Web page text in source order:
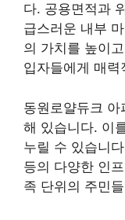
다. 공용면적과
급스러운 내부
의 가치를 높이
입자들에게 매
동원로얄듀크
해 있습니다. 이
누릴 수 있습니
등의 다양한 인
족 단위의 주민